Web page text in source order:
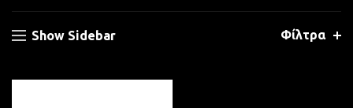
Show Sidebar Φίλτρα